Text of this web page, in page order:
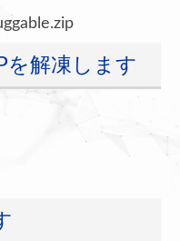
を解凍します